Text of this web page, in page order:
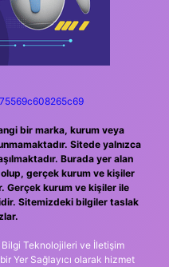
bir marka, kurum veya
Sitede yalnızca
Burada yer alan
gerçek kurum ve kişiler
Gerçek kurum ve kişiler ile
Sitemizdeki bilgiler taslak
Bilgi Teknolojileri ve İletişim
Yer Sağlayıcı olarak hizmet